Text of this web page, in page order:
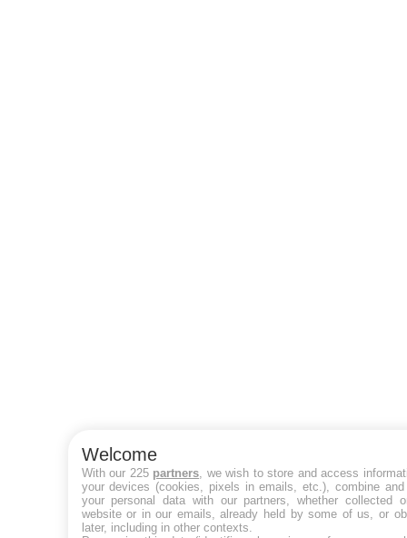
Welcome
With our 225 partners , we wish to store and access
your devices (cookies, pixels in emails, etc.), combine and
your personal data with our partners, whether collected
website or in our emails, already held by some of us, or
later, including in other contexts.